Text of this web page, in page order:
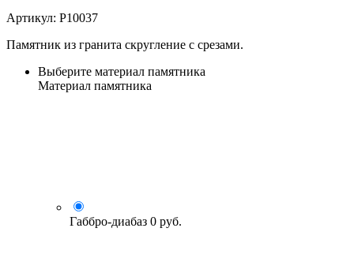
Артикул: P10037
Памятник из гранита скругление с срезами.
Выберите материал памятника
Материал памятника
Габбро-диабаз 0 руб.